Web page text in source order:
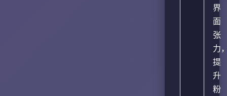
界
面
张
力
提
升
粉